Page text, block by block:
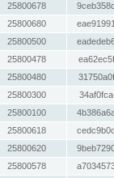
25800678
25800680
25800500
25800478
25800480
25800300
25800100
25800618
25800620
25800578